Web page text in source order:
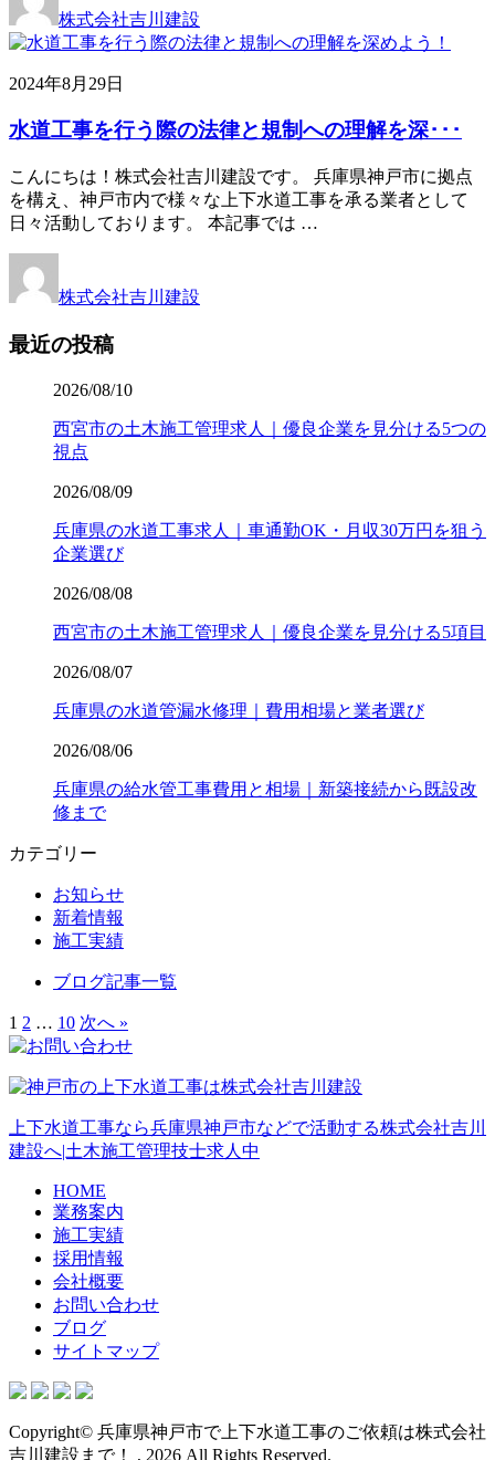
株式会社吉川建設
2024年8月29日
水道工事を行う際の法律と規制への理解を深･･･
こんにちは！株式会社吉川建設です。 兵庫県神戸市に拠点
を構え、神戸市内で様々な上下水道工事を承る業者として
日々活動しております。 本記事では …
株式会社吉川建設
最近の投稿
2026/08/10
西宮市の土木施工管理求人｜優良企業を見分ける5つの
視点
2026/08/09
兵庫県の水道工事求人｜車通勤OK・月収30万円を狙う
企業選び
2026/08/08
西宮市の土木施工管理求人｜優良企業を見分ける5項目
2026/08/07
兵庫県の水道管漏水修理｜費用相場と業者選び
2026/08/06
兵庫県の給水管工事費用と相場｜新築接続から既設改
修まで
カテゴリー
お知らせ
新着情報
施工実績
ブログ記事一覧
1 2 … 10 次へ »
上下水道工事なら兵庫県神戸市などで活動する株式会社吉川
建設へ|土木施工管理技士求人中
HOME
業務案内
施工実績
採用情報
会社概要
お問い合わせ
ブログ
サイトマップ
Copyright© 兵庫県神戸市で上下水道工事のご依頼は株式会社
吉川建設まで！ , 2026 All Rights Reserved.